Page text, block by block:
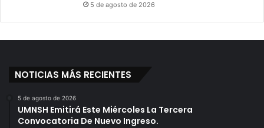
5 de agosto de 2026
NOTICIAS MÁS RECIENTES
5 de agosto de 2026
UMNSH Emitirá Este Miércoles La Tercera
Convocatoria De Nuevo Ingreso.